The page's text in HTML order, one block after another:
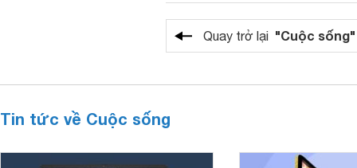
Quay trở lại "Cuộc sống"
Tin tức về Cuộc sống